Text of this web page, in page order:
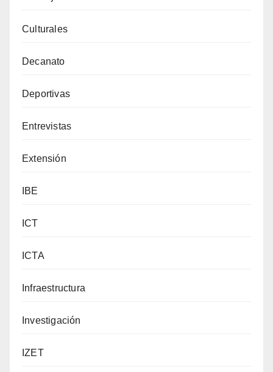
Culturales
Decanato
Deportivas
Entrevistas
Extensión
IBE
ICT
ICTA
Infraestructura
Investigación
IZET